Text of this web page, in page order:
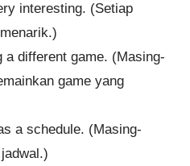
interesting. (Setiap
a different game. (Masing-
game yang
a schedule. (Masing-